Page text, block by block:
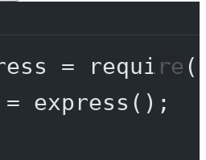
= require (
= express ();